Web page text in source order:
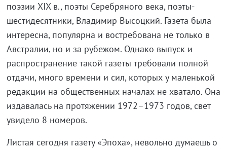
поэзии XIX в., поэты Серебряного века, поэты-
шестидесятники, Владимир Высоцкий. Газета была
интересна, популярна и востребована не только в
Австралии, но и за рубежом. Однако выпуск и
распространение такой газеты требовали полной
отдачи, много времени и сил, которых у маленькой
редакции на общественных началах не хватало. Она
издавалась на протяжении 1972–1973 годов, свет
увидело 8 номеров.
Листая сегодня газету «Эпоха», невольно думаешь о